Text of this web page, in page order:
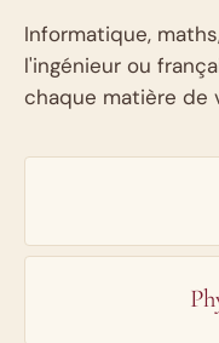
Informatique,
l'ingénieur ou
chaque matière de